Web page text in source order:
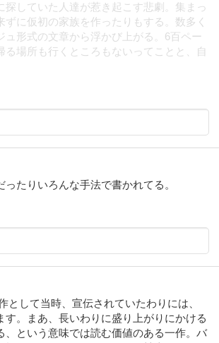
していた人達が惹き起こす悲劇。集まっ
に仮初の家族を作ったりもする。数多く
形式の文章から浮かび上がる。6百ペー
場所も行くところもないってことと、自
たりいろんな手法で書かれてる。
して当時、宣伝されていたわりには、
。まあ、長いわりに盛り上がりにかける
という意味では読む価値のある一作。バ